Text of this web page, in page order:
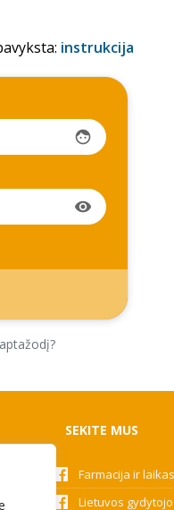
instrukcija
face
visibility
SEKITE MUS
Farmacija ir laikas
Lietuvos